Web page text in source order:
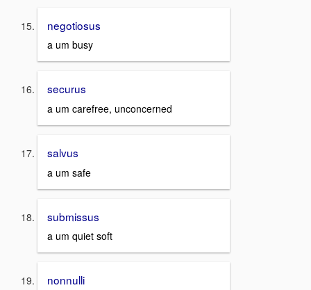
negotiosus
a um busy
securus
a um carefree, unconcerned
salvus
a um safe
submissus
a um quiet soft
nonnulli